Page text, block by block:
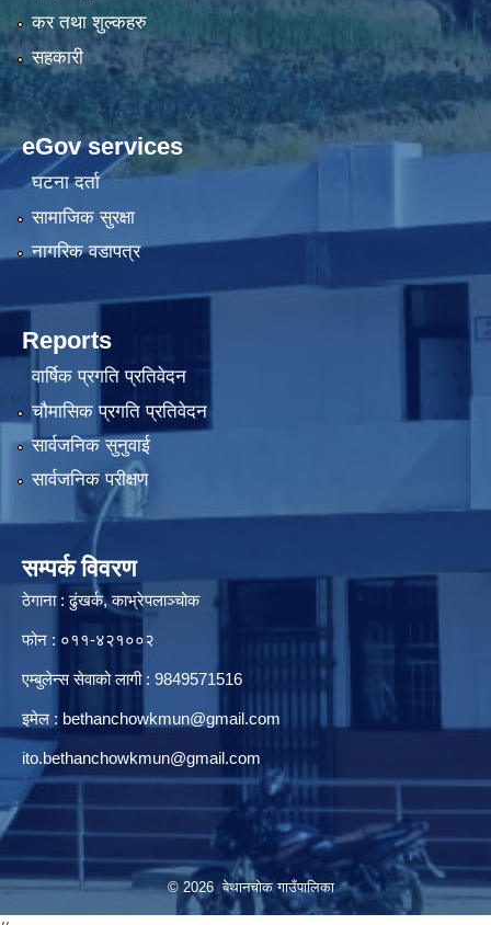
कर तथा शुल्कहरु
सहकारी
eGov services
घटना दर्ता
सामाजिक सुरक्षा
नागरिक वडापत्र
Reports
वार्षिक प्रगति प्रतिवेदन
चौमासिक प्रगति प्रतिवेदन
सार्वजनिक सुनुवाई
सार्वजनिक परीक्षण
सम्पर्क विवरण
ठेगाना : ढुंखर्क, काभ्रेपलाञ्चोक
फोन : ०११-४२१००२
एम्बुलेन्स सेवाको लागी : 9849571516
इमेल : bethanchowkmun@gmail.com
ito.bethanchowkmun@gmail.com
© 2026 बेथानचोक गाउँपालिका